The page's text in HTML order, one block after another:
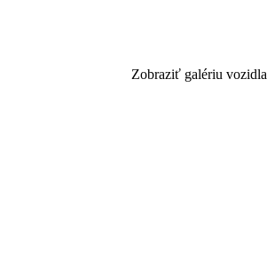
Zobraziť galériu vozidla